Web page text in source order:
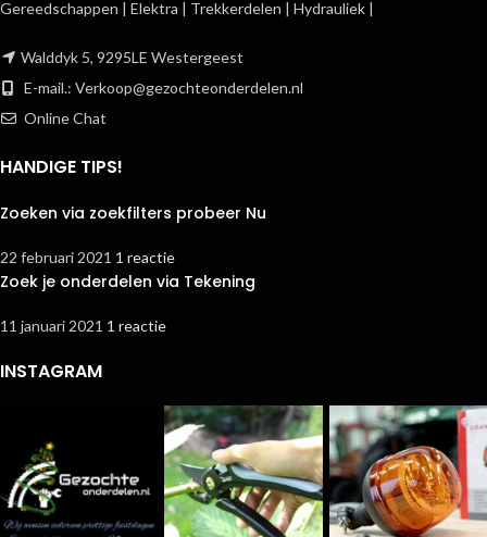
Gereedschappen | Elektra | Trekkerdelen | Hydrauliek |
Walddyk 5, 9295LE Westergeest
E-mail.: Verkoop@gezochteonderdelen.nl
Online Chat
HANDIGE TIPS!
Zoeken via zoekfilters probeer Nu
22 februari 2021 1 reactie
Zoek je onderdelen via Tekening
11 januari 2021 1 reactie
INSTAGRAM